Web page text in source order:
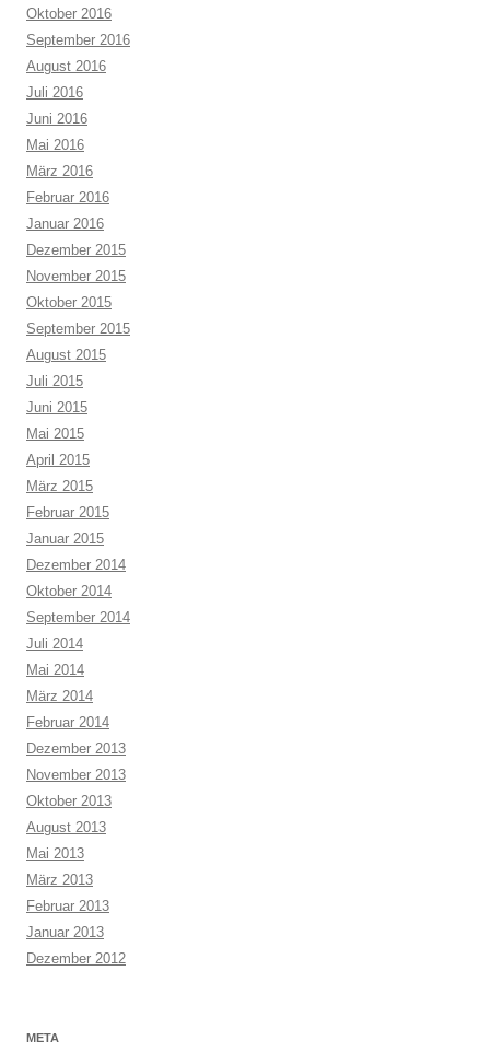
Oktober 2016
September 2016
August 2016
Juli 2016
Juni 2016
Mai 2016
März 2016
Februar 2016
Januar 2016
Dezember 2015
November 2015
Oktober 2015
September 2015
August 2015
Juli 2015
Juni 2015
Mai 2015
April 2015
März 2015
Februar 2015
Januar 2015
Dezember 2014
Oktober 2014
September 2014
Juli 2014
Mai 2014
März 2014
Februar 2014
Dezember 2013
November 2013
Oktober 2013
August 2013
Mai 2013
März 2013
Februar 2013
Januar 2013
Dezember 2012
META